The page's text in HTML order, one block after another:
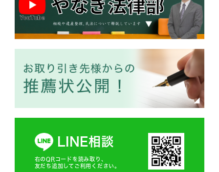
LINE相談
右のQRコードを読み取り、
友だち追加してご利用ください。